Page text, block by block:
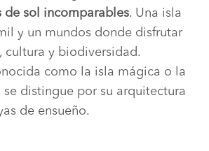
de sol incomparables. Una isla
y un mundos donde disfrutar
cultura y biodiversidad.
como la isla mágica o la
se distingue por su arquitectura
de ensueño.